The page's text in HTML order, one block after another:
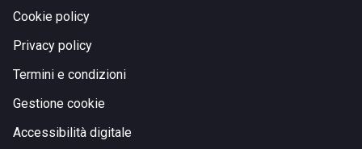
Cookie policy
Privacy policy
Termini e condizioni
Gestione cookie
Accessibilità digitale